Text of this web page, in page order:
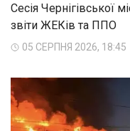
Сесія Чернігівської
звіти ЖЕКів та ППО
05 СЕРПНЯ 2026, 18:45